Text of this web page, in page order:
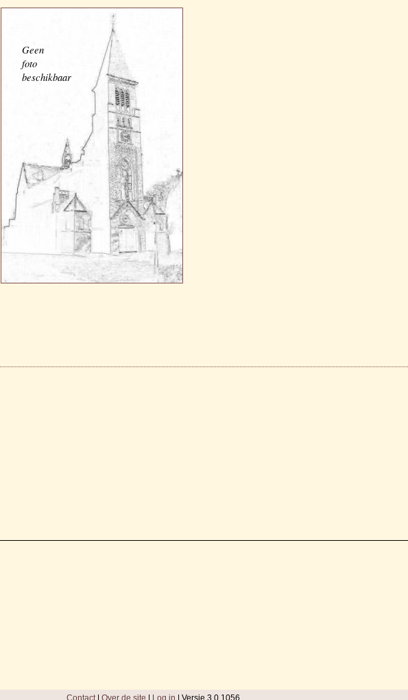
Geen
foto
beschikbaar
Contact| Over de site | Log in | Versie 3.0.1056